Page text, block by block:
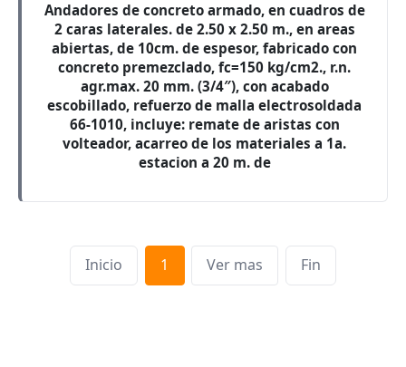
Andadores de concreto armado, en cuadros de
2 caras laterales. de 2.50 x 2.50 m., en areas
abiertas, de 10cm. de espesor, fabricado con
concreto premezclado, fc=150 kg/cm2., r.n.
agr.max. 20 mm. (3/4″), con acabado
escobillado, refuerzo de malla electrosoldada
66-1010, incluye: remate de aristas con
volteador, acarreo de los materiales a 1a.
estacion a 20 m. de
Inicio 1 Ver mas Fin